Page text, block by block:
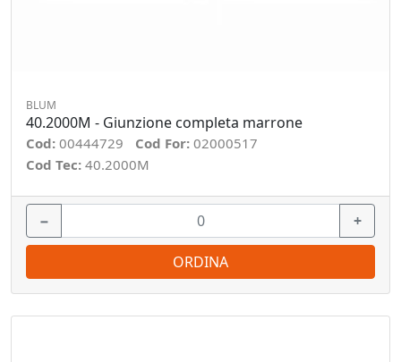
BLUM
40.2000M - Giunzione completa marrone
Cod: 00444729 Cod For: 02000517
Cod Tec: 40.2000M
− +
ORDINA